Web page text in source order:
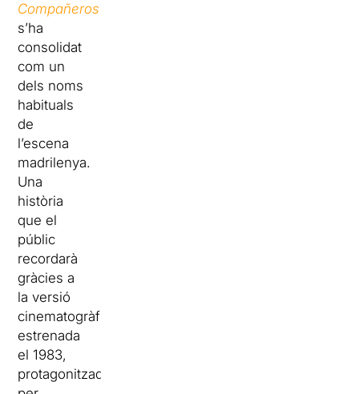
Compañeros
s’ha
consolidat
com un
dels noms
habituals
de
l’escena
madrilenya.
Una
història
que el
públic
recordarà
gràcies a
la versió
cinematogràfica,
estrenada
el 1983,
protagonitzada